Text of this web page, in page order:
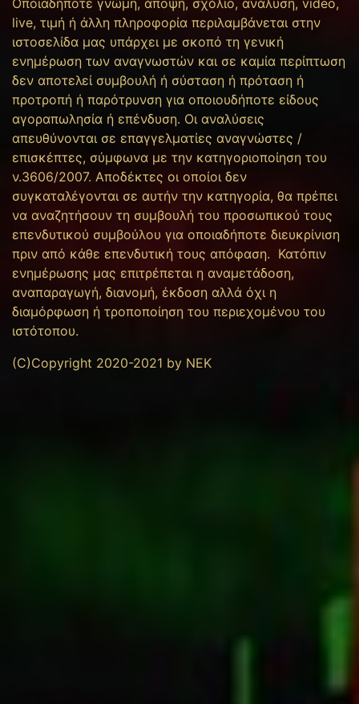
Οποιαδήποτε γνώμη, άποψη, σχόλιο, ανάλυση, video,
live, τιμή ή άλλη πληροφορία περιλαμβάνεται στην
ιστοσελίδα μας υπάρχει με σκοπό τη γενική
ενημέρωση των αναγνωστών και σε καμία περίπτωση
δεν αποτελεί συμβουλή ή σύσταση ή πρόταση ή
προτροπή ή παρότρυνση για οποιουδήποτε είδους
αγοραπωλησία ή επένδυση. Οι αναλύσεις
απευθύνονται σε επαγγελματίες αναγνώστες /
επισκέπτες, σύμφωνα με την κατηγοριοποίηση του
ν.3606/2007. Αποδέκτες οι οποίοι δεν
συγκαταλέγονται σε αυτήν την κατηγορία, θα πρέπει
να αναζητήσουν τη συμβουλή του προσωπικού τους
επενδυτικού συμβούλου για οποιαδήποτε διευκρίνιση
πριν από κάθε επενδυτική τους απόφαση. Κατόπιν
ενημέρωσης μας επιτρέπεται η αναμετάδοση,
αναπαραγωγή, διανομή, έκδοση αλλά όχι η
διαμόρφωση ή τροποποίηση του περιεχομένου του
ιστότοπου.
(C)Copyright 2020-2021 by NEK